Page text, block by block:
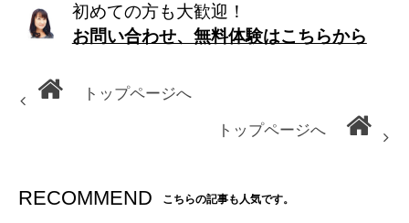
初めての方も大歓迎！
お問い合わせ、無料体験はこちらから
トップページへ
トップページへ
RECOMMEND こちらの記事も人気です。